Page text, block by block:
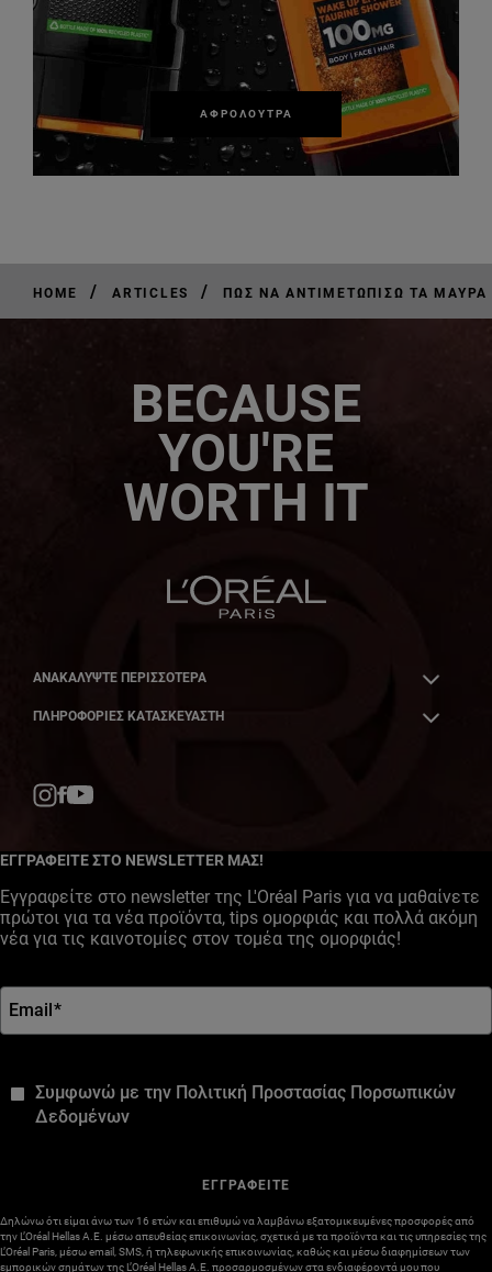
ΑΦΡΌΛΟΥΤΡΑ
HOME / ARTICLES / ΠΏΣ ΝΑ ΑΝΤΙΜΕΤΩΠΊΣΩ ΤΑ
BECAUSE
YOU'RE
WORTH IT
ΑΝΑΚΑΛΎΨΤΕ ΠΕΡΙΣΣΌΤΕΡΑ
ΠΛΗΡΟΦΟΡΙΕΣ ΚΑΤΑΣΚΕΥΑΣΤΗ
ΕΓΓΡΑΦΕΙΤΕ ΣΤΟ NEWSLETTER ΜΑΣ!
Εγγραφείτε στο newsletter της L'Oréal Paris για να μαθαίνετε
πρώτοι για τα νέα προϊόντα, tips ομορφιάς και πολλά ακόμη
νέα για τις καινοτομίες στον τομέα της ομορφιάς!
Email*
Συμφωνώ με την Πολιτική Προστασίας Πορσωπικών
Δεδομένων
ΕΓΓΡΑΦΕΙΤΕ
Δηλώνω ότι είμαι άνω των 16 ετών και επιθυμώ να λαμβάνω εξατομικευμένες προσφορές από
την L’Oréal Hellas A.E. μέσω απευθείας επικοινωνίας, σχετικά με τα προϊόντα και τις υπηρεσίες της
L’Oréal Paris, μέσω email, SMS, ή τηλεφωνικής επικοινωνίας, καθώς και μέσω διαφημίσεων των
εμπορικών σημάτων της L’Oréal Hellas A.E. προσαρμοσμένων στα ενδιαφέροντά μου που